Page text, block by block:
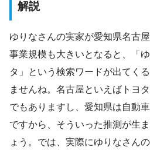
解説
ゆりなさんの実家が愛知県名古
事業規模も大きいとなると、「
タ」という検索ワードが出てく
ませんね。名古屋といえばトヨ
でもありますし、愛知県は自動
ですから、そういった推測が生
ょう。では、実際にゆりなさん